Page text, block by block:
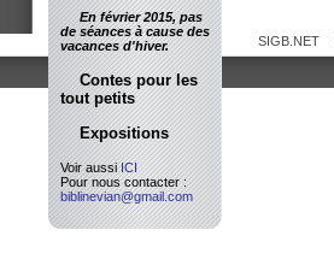
SIGB.NET
En février 2015, pas
de séances à cause des
vacances d'hiver.
Contes pour les
tout petits
Expositions
Voir aussiICI
Pour nous contacter :
biblinevian@gmail.com